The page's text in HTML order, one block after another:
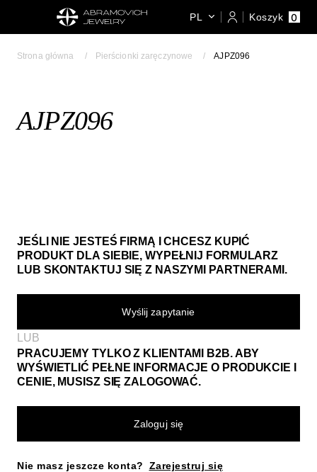
PL Koszyk 0
Strona główna Pierścionki zaręczynowe AJPZ096
AJPZ096
JEŚLI NIE JESTEŚ FIRMĄ I CHCESZ KUPIĆ
PRODUKT DLA SIEBIE, WYPEŁNIJ FORMULARZ
LUB SKONTAKTUJ SIĘ Z NASZYMI PARTNERAMI.
Wyślij zapytanie​
LUB
PRACUJEMY TYLKO Z KLIENTAMI B2B. ABY
WYŚWIETLIĆ PEŁNE INFORMACJE O PRODUKCIE I
CENIE, MUSISZ SIĘ ZALOGOWAĆ.
Zaloguj się
Nie masz jeszcze konta? Zarejestruj się